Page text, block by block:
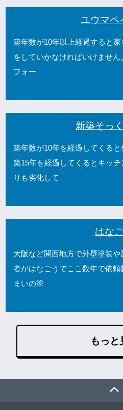
ユウマペ
築年数が10年以上経過すると
をしていかなければいけませ
フォー
新築そっ
築年数が10年を経過してくる
築15年を経過してくるとキッ
りも劣化して
はな
大阪など関西地方で外壁塗装
者がはなごうでここ数年で依
まいの塗
もっと